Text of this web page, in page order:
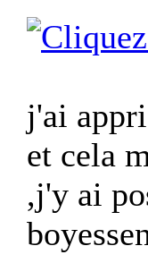
j'ai
et cela
,j'y ai